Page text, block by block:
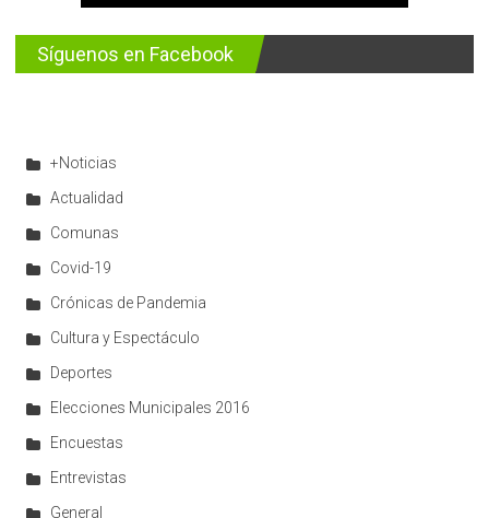
Síguenos en Facebook
+Noticias
Actualidad
Comunas
Covid-19
Crónicas de Pandemia
Cultura y Espectáculo
Deportes
Elecciones Municipales 2016
Encuestas
Entrevistas
General